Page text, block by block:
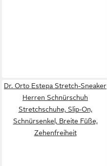
Dr. Orto Estepa Stretch-Sneaker
Herren Schnürschuh
Stretchschuhe, Slip-On,
Schnürsenkel, Breite Füße,
Zehenfreiheit